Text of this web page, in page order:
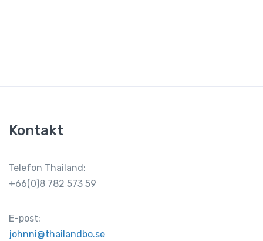
Kontakt
Telefon Thailand:
+66(0)8 782 573 59
E-post:
johnni@thailandbo.se